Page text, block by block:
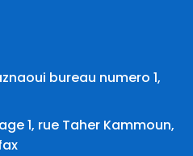
bureau numero 1,
1, rue Taher Kammoun,